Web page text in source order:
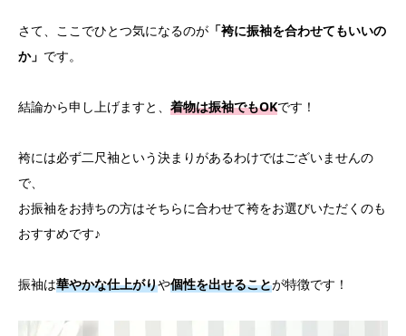
さて、ここでひとつ気になるのが 「袴に振袖を合わせてもいいの
か」 です。
結論から申し上げますと、 着物は振袖でもOKです！
袴には必ず二尺袖という決まりがあるわけではございませんの
で、
お振袖をお持ちの方はそちらに合わせて袴をお選びいただくのも
おすすめです♪
振袖は華やかな仕上がりや個性を出せることが特徴です！